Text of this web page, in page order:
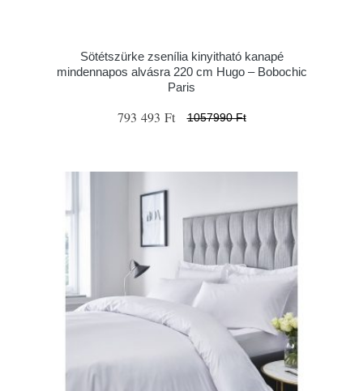
Sötétszürke zsenília kinyitható kanapé
mindennapos alvásra 220 cm Hugo – Bobochic
Paris
793 493 Ft 1057990 Ft